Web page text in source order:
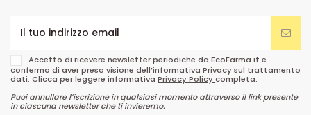
Accetto di ricevere newsletter periodiche da EcoFarma.it e
confermo di aver preso visione dell’informativa Privacy sul trattamento
dati. Clicca per leggere informativa Privacy Policycompleta.
Puoi annullare l’iscrizione in qualsiasi momento attraverso il link presente
in ciascuna newsletter che ti invieremo.